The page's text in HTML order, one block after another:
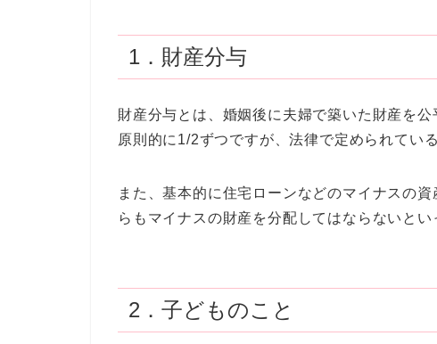
1．財産分与
財産分与とは、婚姻後に夫婦で築いた財産を
原則的に1/2ずつですが、法律で定められてい
また、基本的に住宅ローンなどのマイナスの
らもマイナスの財産を分配してはならないとい
2．子どものこと